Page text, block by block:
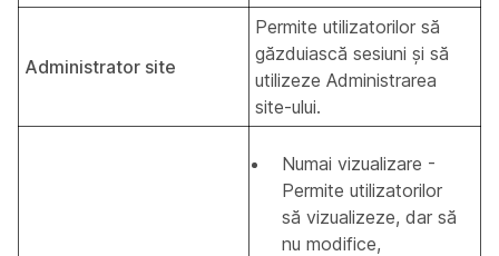
Administrator site
Permite utilizatorilor să
găzduiască sesiuni și să
utilizeze Administrarea
site-ului.
Numai vizualizare -
Permite utilizatorilor
să vizualizeze, dar să
nu modifice,